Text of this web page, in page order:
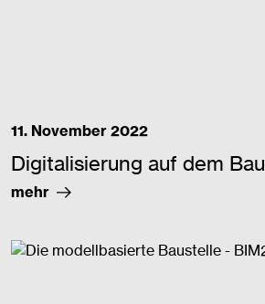
11. November 2022
Digitalisierung auf dem Bau
mehr